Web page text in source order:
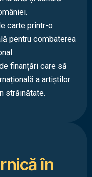
carte printr-o
pentru combaterea
finanțări care să
a artiștilor
străinătate.
în